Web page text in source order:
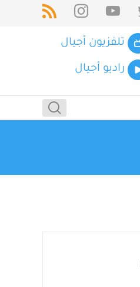
تلفزيون أجيال
راديو أجيال